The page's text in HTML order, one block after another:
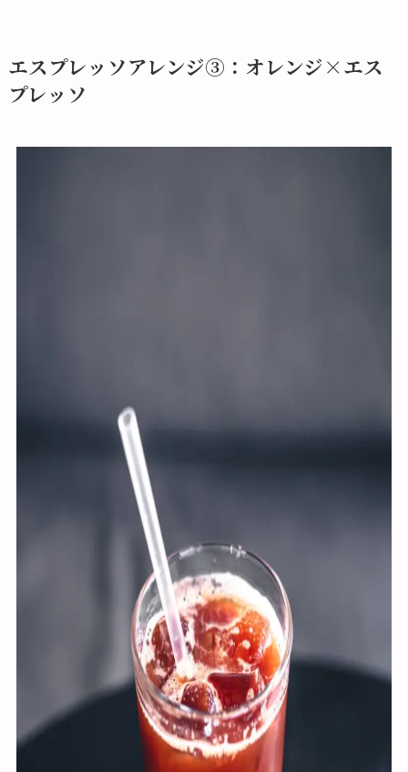
エスプレッソアレンジ③：オレンジ×エス
プレッソ